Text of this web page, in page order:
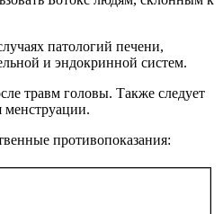
патологий печени,
и эндокринной систем.
травм головы. Также следует
менструации.
противопоказания: